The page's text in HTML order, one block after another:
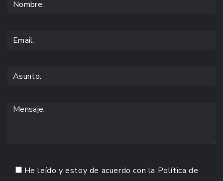
He leído y estoy de acuerdo con la Política de